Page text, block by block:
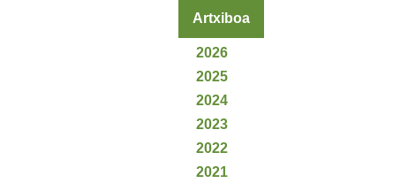
Artxiboa
2026
2025
2024
2023
2022
2021